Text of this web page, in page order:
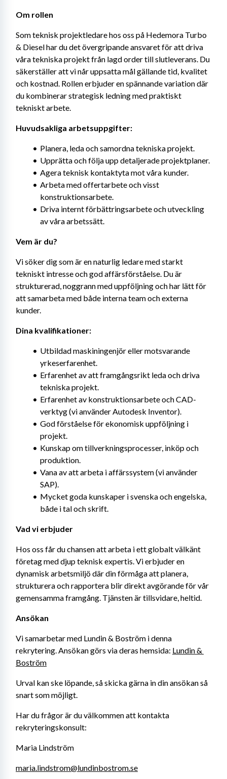
Om rollen
Som teknisk projektledare hos oss på Hedemora Turbo
& Diesel har du det övergripande ansvaret för att driva
våra tekniska projekt från lagd order till slutleverans. Du
säkerställer att vi når uppsatta mål gällande tid, kvalitet
och kostnad. Rollen erbjuder en spännande variation där
du kombinerar strategisk ledning med praktiskt
tekniskt arbete.
Huvudsakliga arbetsuppgifter:
Planera, leda och samordna tekniska projekt.
Upprätta och följa upp detaljerade projektplaner.
Agera teknisk kontaktyta mot våra kunder.
Arbeta med offertarbete och visst
konstruktionsarbete.
Driva internt förbättringsarbete och utveckling
av våra arbetssätt.
Vem är du?
Vi söker dig som är en naturlig ledare med starkt
tekniskt intresse och god affärsförståelse. Du är
strukturerad, noggrann med uppföljning och har lätt för
att samarbeta med både interna team och externa
kunder.
Dina kvalifikationer:
Utbildad maskiningenjör eller motsvarande
yrkeserfarenhet.
Erfarenhet av att framgångsrikt leda och driva
tekniska projekt.
Erfarenhet av konstruktionsarbete och CAD-
verktyg (vi använder Autodesk Inventor).
God förståelse för ekonomisk uppföljning i
projekt.
Kunskap om tillverkningsprocesser, inköp och
produktion.
Vana av att arbeta i affärssystem (vi använder
SAP).
Mycket goda kunskaper i svenska och engelska,
både i tal och skrift.
Vad vi erbjuder
Hos oss får du chansen att arbeta i ett globalt välkänt
företag med djup teknisk expertis. Vi erbjuder en
dynamisk arbetsmiljö där din förmåga att planera,
strukturera och rapportera blir direkt avgörande för vår
gemensamma framgång. Tjänsten är tillsvidare, heltid.
Ansökan
Vi samarbetar med Lundin & Boström i denna
rekrytering. Ansökan görs via deras hemsida: Lundin &
Boström
Urval kan ske löpande, så skicka gärna in din ansökan så
snart som möjligt.
Har du frågor är du välkommen att kontakta
rekryteringskonsult:
Maria Lindström
maria.lindstrom@lundinbostrom.se